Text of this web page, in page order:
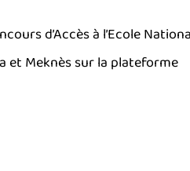
d’Accès à l’Ecole
et Meknès sur la plateforme